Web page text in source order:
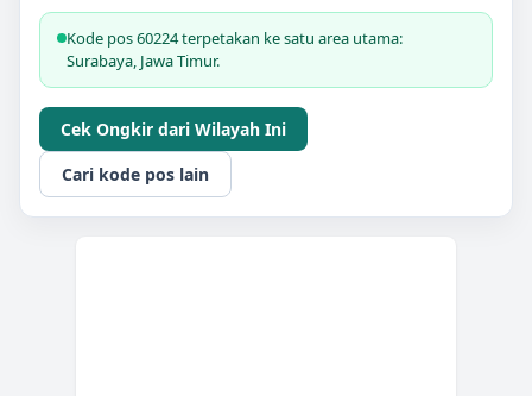
Kode pos 60224 terpetakan ke satu area utama:
Surabaya, Jawa Timur.
Cek Ongkir dari Wilayah Ini
Cari kode pos lain